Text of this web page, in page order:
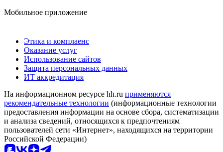
Мобильное приложение
Этика и комплаенс
Оказание услуг
Использование сайтов
Защита персональных данных
ИТ аккредитация
На информационном ресурсе hh.ru применяются
рекомендательные технологии (информационные технологии
предоставления информации на основе сбора, систематизации
и анализа сведений, относящихся к предпочтениям
пользователей сети «Интернет», находящихся на территории
Российской Федерации)